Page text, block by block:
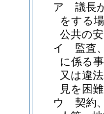
ア
議長
をする
公共の
イ
監査
に係る
又は違
見を困
ウ
契約